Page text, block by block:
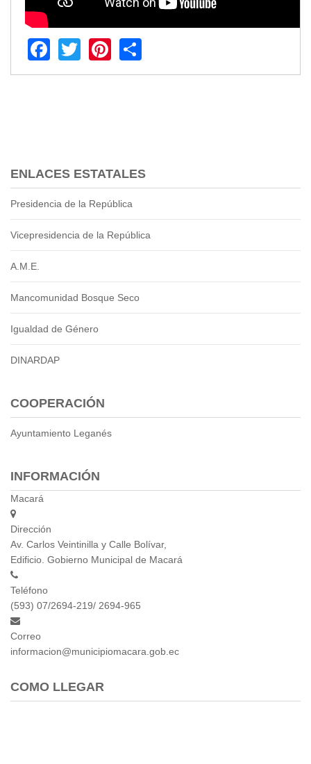
Facebook
TwitterPinterest
ENLACES ESTATALES
Presidencia de la República
Vicepresidencia de la República
A.M.E.
Mancomunidad Bosque Seco
Igualdad de Género
DINARDAP
COOPERACIÓN
Ayuntamiento Leganés
INFORMACIÓN
Macará
Dirección
Av. Carlos Veintinilla y Calle Bolívar,
Edificio. Gobierno Municipal de Macará
Teléfono
(593) 07/2694-219/ 2694-965
Correo
informacion@municipiomacara.gob.ec
COMO LLEGAR
Protección de Derechos
Empresa Pública de Vivienda
2021
Biblioteca
GACETA TRIBUTARIA
Convenios
Cumplimiento LOTAIP
Concurso de Méritos
Mail